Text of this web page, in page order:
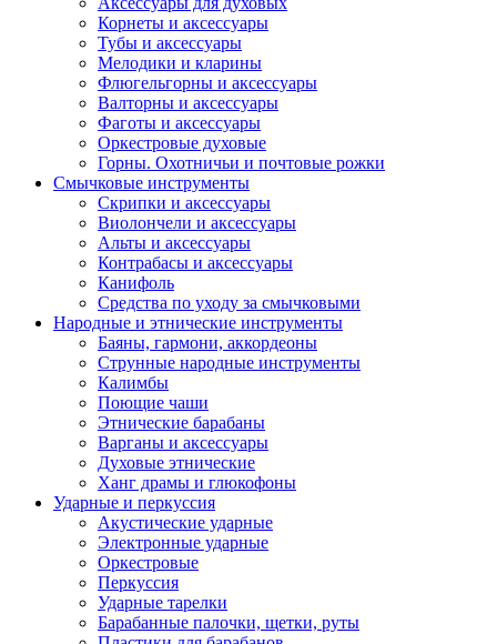
Корнеты и аксессуары
Тубы и аксессуары
Мелодики и кларины
Флюгельгорны и аксессуары
Валторны и аксессуары
Фаготы и аксессуары
Оркестровые духовые
Горны. Охотничьи и почтовые рожки
Смычковые инструменты
Скрипки и аксессуары
Виолончели и аксессуары
Альты и аксессуары
Контрабасы и аксессуары
Канифоль
Средства по уходу за смычковыми
Народные и этнические инструменты
Баяны, гармони, аккордеоны
Струнные народные инструменты
Калимбы
Поющие чаши
Этнические барабаны
Варганы и аксессуары
Духовые этнические
Ханг драмы и глюкофоны
Ударные и перкуссия
Акустические ударные
Электронные ударные
Оркестровые
Перкуссия
Ударные тарелки
Барабанные палочки, щетки, руты